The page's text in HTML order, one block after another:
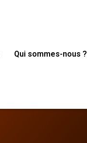
Qui sommes-nous ?